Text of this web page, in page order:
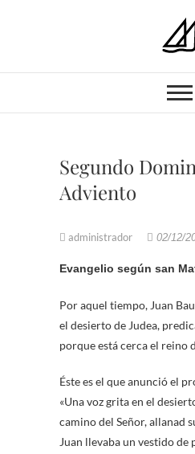
Segundo
Adviento
administrador 02/12/
Evangelio según san
Por aquel tiempo, Juan
el desierto de Judea,
porque está cerca el reino
Éste es el que anunció el
«Una voz grita en el
camino del Señor, allanad
Juan llevaba un vestido de